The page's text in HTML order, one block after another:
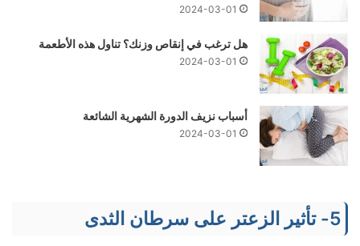
2024-03-01
هل ترغب في إنقاص وزنك؟ تناول هذه الأطعمة
2024-03-01
أسباب نزيف الدورة الشهرية الشائعة
2024-03-01
5- تأثير الزعتر على سرطان الثدى